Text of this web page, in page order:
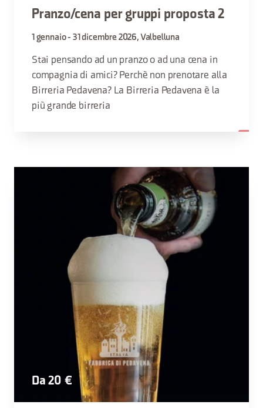
Pranzo/cena per gruppi proposta 2
1 gennaio - 31 dicembre 2026, Valbelluna
Stai pensando ad un pranzo o ad una cena in
compagnia di amici? Perchè non prenotare alla
Birreria Pedavena? La Birreria Pedavena è la
più grande birreria
Da 20 €